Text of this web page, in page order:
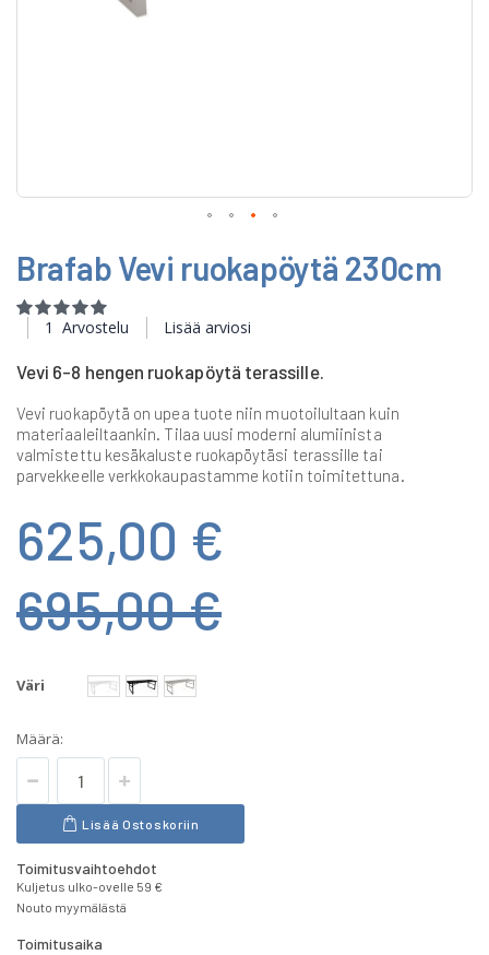
to
the
beginning
of
the
gallery
Brafab Vevi ruokapöytä 230cm
Rating:
100
100
1 Arvostelu Lisää arviosi
Vevi 6-8 hengen ruokapöytä terassille.
Vevi ruokapöytä on upea tuote niin muotoilultaan kuin
materiaaleiltaankin. Tilaa uusi moderni alumiinista
valmistettu kesäkaluste ruokapöytäsi terassille tai
parvekkeelle verkkokaupastamme kotiin toimitettuna.
625,00 €
695,00 €
Väri
Määrä:
Lisää Ostoskoriin
Toimitusvaihtoehdot
Kuljetus ulko-ovelle 59 €
Nouto myymälästä
Toimitusaika